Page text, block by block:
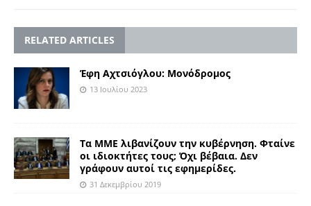
RELATED ARTICLES
Έφη Αχτσιόγλου: Μονόδρομος
13 Ιουλίου 2023
Τα ΜΜΕ λιβανίζουν την κυβέρνηση. Φταίνε
οι ιδιοκτήτες τους; Όχι βέβαια. Δεν
γράφουν αυτοί τις εφημερίδες.
31 Δεκεμβρίου 2019